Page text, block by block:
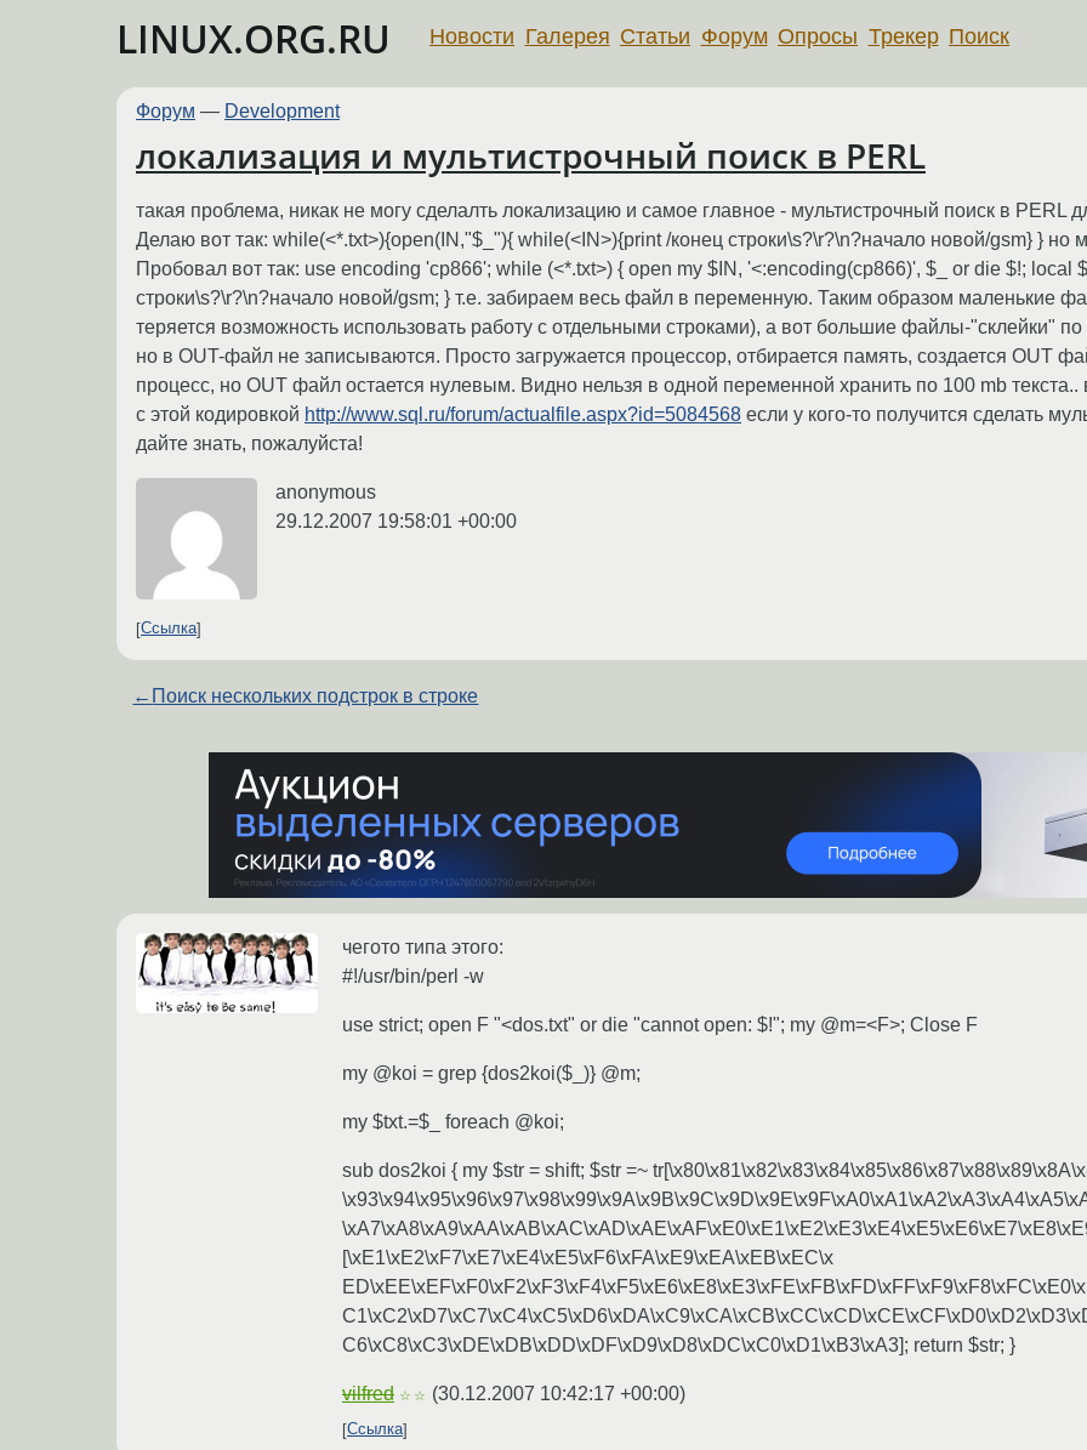
LINUX.ORG.RU Новости Галерея Статьи Форум Опросы Трекер Поиск
Форум — Development
локализация и мультистрочный поиск в PERL
такая проблема, никак не могу сделалть локализацию и самое главное - мультистрочный поиск в PERL
Делаю вот так: while(<*.txt>){open(IN,"$_"){ while(<IN>){print /конец строки\s?\r?\n?начало новой/gsm} } но
Пробовал вот так: use encoding 'cp866'; while (<*.txt>) { open my $IN, '<:encoding(cp866)', $_ or die $!; local
строки\s?\r?\n?начало новой/gsm; } т.е. забираем весь файл в переменную. Таким образом маленькие
теряется возможность использовать работу с отдельными строками), а вот большие файлы-"склейки"
но в OUT-файл не записываются. Просто загружается процессор, отбирается память, создается OUT
процесс, но OUT файл остается нулевым. Видно нельзя в одной переменной хранить по 100 mb
с этой кодировкой http://www.sql.ru/forum/actualfile.aspx?id=5084568 если у кого-то получится сделать
дайте знать, пожалуйста!
anonymous
29.12.2007 19:58:01 +00:00
Ссылка
← Поиск нескольких подстрок в строке
чегото типа этого:
#!/usr/bin/perl -w
use strict; open F "<dos.txt" or die "cannot open: $!"; my @m=<F>; Close F
my @koi = grep {dos2koi($_)} @m;
my $txt.=$_ foreach @koi;
sub dos2koi { my $str = shift; $str =~
[\xE1\xE2\xF7\xE7\xE4\xE5\xF6\xFA\xE9\xEA\xEB\xEC\x
C6\xC8\xC3\xDE\xDB\xDD\xDF\xD9\xD8\xDC\xC0\xD1\xB3\xA3]; return $str; }
vilfred ☆☆ (30.12.2007 10:42:17 +00:00)
Ссылка